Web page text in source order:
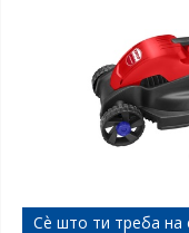
Сѐ што ти треба на